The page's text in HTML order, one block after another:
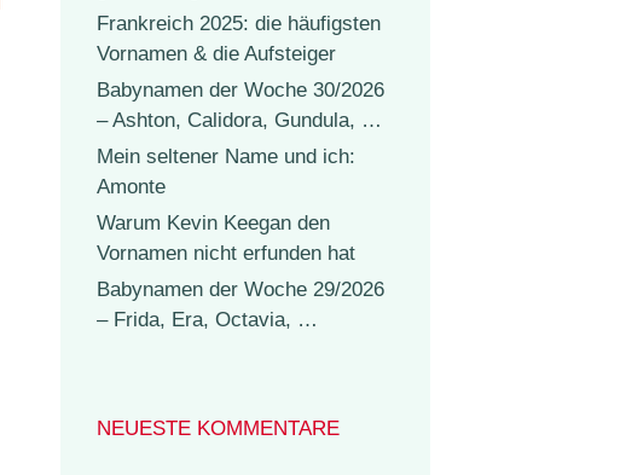
Frankreich 2025: die häufigsten
Vornamen & die Aufsteiger
Babynamen der Woche 30/2026
– Ashton, Calidora, Gundula, …
Mein seltener Name und ich:
Amonte
Warum Kevin Keegan den
Vornamen nicht erfunden hat
Babynamen der Woche 29/2026
– Frida, Era, Octavia, …
NEUESTE KOMMENTARE